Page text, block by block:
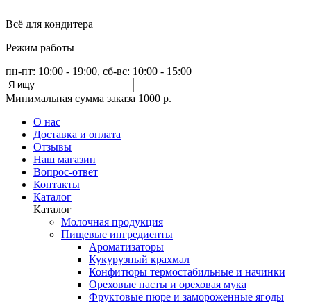
Всё для кондитера
Режим работы
пн-пт: 10:00 - 19:00, сб-вс: 10:00 - 15:00
Минимальная сумма заказа 1000 р.
О нас
Доставка и оплата
Отзывы
Наш магазин
Вопрос-ответ
Контакты
Каталог
Каталог
Молочная продукция
Пищевые ингредиенты
Ароматизаторы
Кукурузный крахмал
Конфитюры термостабильные и начинки
Ореховые пасты и ореховая мука
Фруктовые пюре и замороженные ягоды